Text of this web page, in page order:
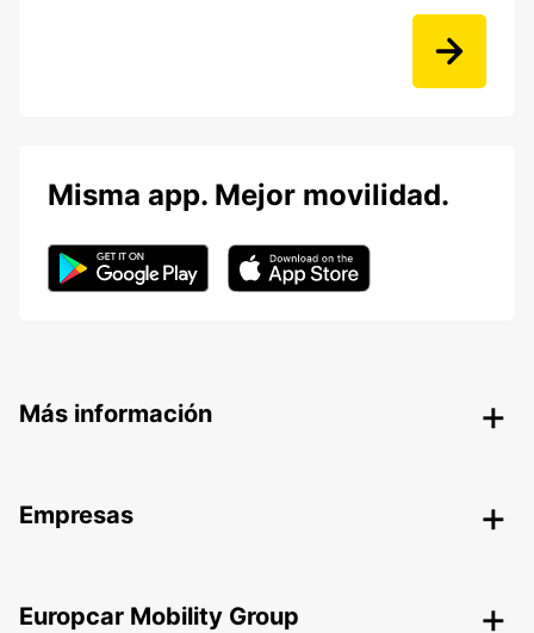
Misma app. Mejor movilidad.
Más información
Empresas
Europcar Mobility Group